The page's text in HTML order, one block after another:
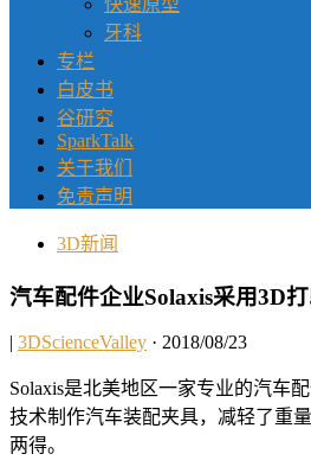
快速原型
牙科
专栏
白皮书
谷研究
SparkTalk
关于我们
免责声明
3D新闻
汽车配件企业Solaxis采用3D
| 3DScienceValley · 2018/08/23
Solaxis是北美地区一家专业的汽车
技术制作汽车装配夹具，减轻了重
两得。